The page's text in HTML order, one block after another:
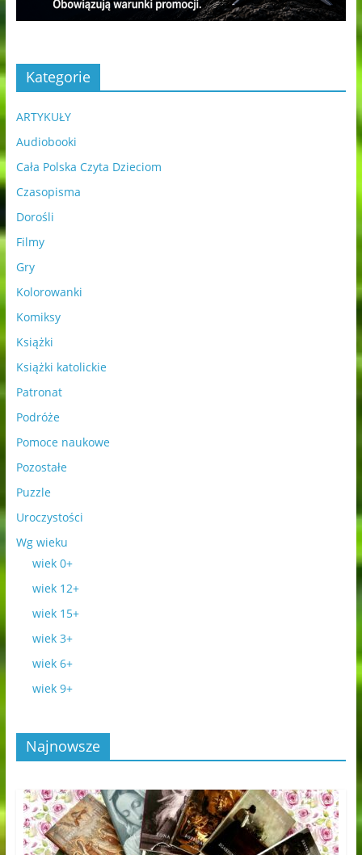
Kategorie
ARTYKUŁY
Audiobooki
Cała Polska Czyta Dzieciom
Czasopisma
Dorośli
Filmy
Gry
Kolorowanki
Komiksy
Książki
Książki katolickie
Patronat
Podróże
Pomoce naukowe
Pozostałe
Puzzle
Uroczystości
Wg wieku
wiek 0+
wiek 12+
wiek 15+
wiek 3+
wiek 6+
wiek 9+
Najnowsze